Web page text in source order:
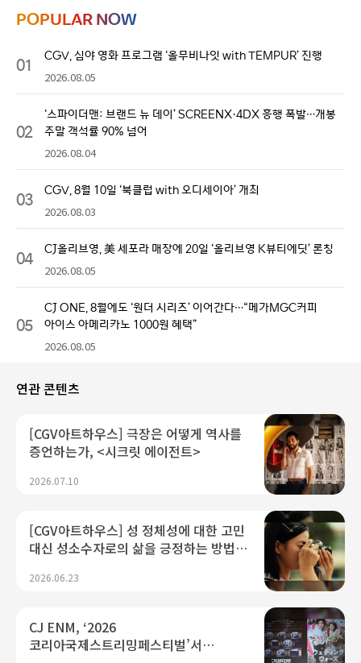
POPULAR NOW
01 CGV, 심야 영화 프로그램 ‘올무비나잇 with TEMPUR’ 진행
2026.08.05
02
‘스파이더맨: 브랜드 뉴 데이’ SCREENX·4DX 흥행 폭발…개봉
주말 객석률 90% 넘어
2026.08.04
03 CGV, 8월 10일 ‘북클럽 with 오디세이아’ 개최
2026.08.03
04 CJ올리브영, 美 세포라 매장에 20일 ‘올리브영 K뷰티에딧’ 론칭
2026.08.05
05
CJ ONE, 8월에도 ‘원더 시리즈’ 이어간다…“메가MGC커피
아이스 아메리카노 1000원 혜택”
2026.08.05
연관 콘텐츠
[CGV아트하우스] 극장은 어떻게 역사를
증언하는가, <시크릿 에이전트>
2026.07.10
[CGV아트하우스] 성 정체성에 대한 고민
대신 성소수자로의 삶을 긍정하는 방법,
2026.06.23
CJ ENM, ‘2026
코리아국제스트리밍페스티벌’서